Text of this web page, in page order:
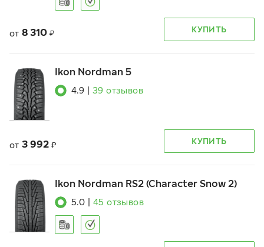
от 8 310 ₽ КУПИТЬ
Ikon Nordman 5
4.9 39 отзывов
от 3 992 ₽ КУПИТЬ
Ikon Nordman RS2 (Character Snow 2)
5.0 45 отзывов